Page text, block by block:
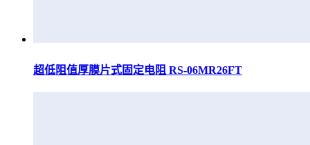
超低阻值厚膜片式固定电阻 RS-06MR26FT